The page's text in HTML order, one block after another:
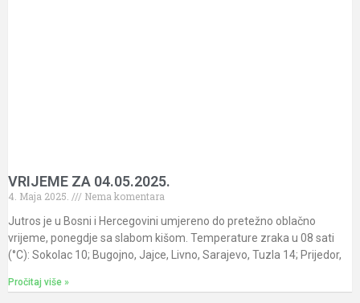
VRIJEME ZA 04.05.2025.
4. Maja 2025.
Nema komentara
Jutros je u Bosni i Hercegovini umjereno do pretežno oblačno
vrijeme, ponegdje sa slabom kišom. Temperature zraka u 08 sati
(°C): Sokolac 10; Bugojno, Jajce, Livno, Sarajevo, Tuzla 14; Prijedor,
Pročitaj više »